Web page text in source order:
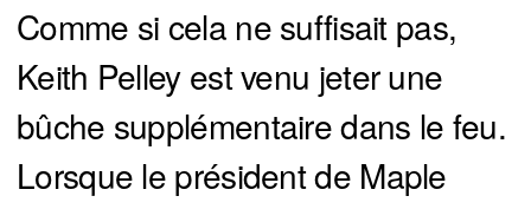
Comme si cela ne suffisait pas,
Keith Pelley est venu jeter une
bûche supplémentaire dans le feu.
Lorsque le président de Maple